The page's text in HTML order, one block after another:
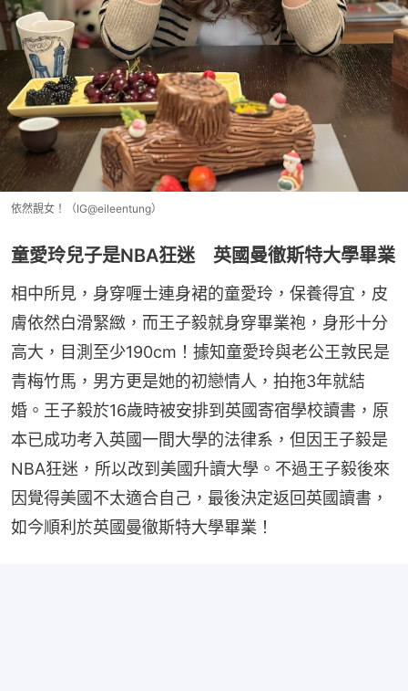
依然靚女！（IG@eileentung）
童愛玲兒子是NBA狂迷 英國曼徹斯特大學畢業
相中所見，身穿喱士連身裙的童愛玲，保養得宜，皮
膚依然白滑緊緻，而王子毅就身穿畢業袍，身形十分
高大，目測至少190cm！據知童愛玲與老公王敦民是
青梅竹馬，男方更是她的初戀情人，拍拖3年就結
婚。王子毅於16歲時被安排到英國寄宿學校讀書，原
本已成功考入英國一間大學的法律系，但因王子毅是
NBA狂迷，所以改到美國升讀大學。不過王子毅後來
因覺得美國不太適合自己，最後決定返回英國讀書，
如今順利於英國曼徹斯特大學畢業！